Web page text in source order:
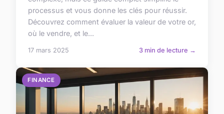
processus et vous donne les clés pour réussir.
Découvrez comment évaluer la valeur de votre or,
où le vendre, et le...
17 mars 2025 3 min de lecture →
FINANCE